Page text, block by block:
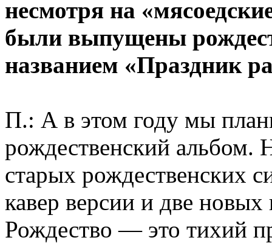
несмотря на
были выпущены
названием «Праздник
П.: А в этом году мы
рождественский альбом.
старых рождественских
кавер версии и две
Рождество — это тихий